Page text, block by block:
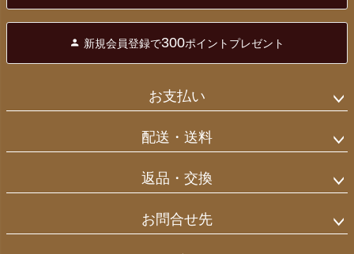
新規会員登録で300ポイントプレゼント
お支払い
配送・送料
返品・交換
お問合せ先